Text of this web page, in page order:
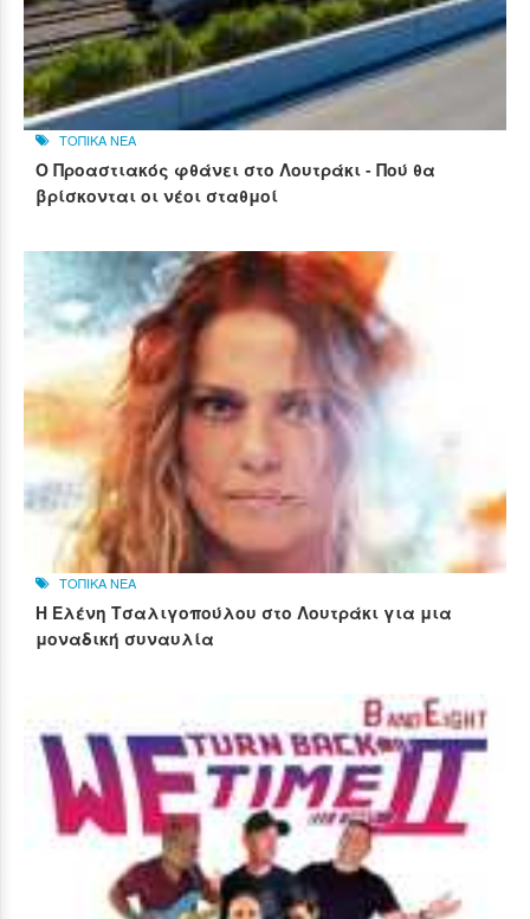
ΤΟΠΙΚΑ ΝΕΑ
Ο Προαστιακός φθάνει στο Λουτράκι - Πού θα
βρίσκονται οι νέοι σταθμοί
ΤΟΠΙΚΑ ΝΕΑ
Η Ελένη Τσαλιγοπούλου στο Λουτράκι για μια
μοναδική συναυλία